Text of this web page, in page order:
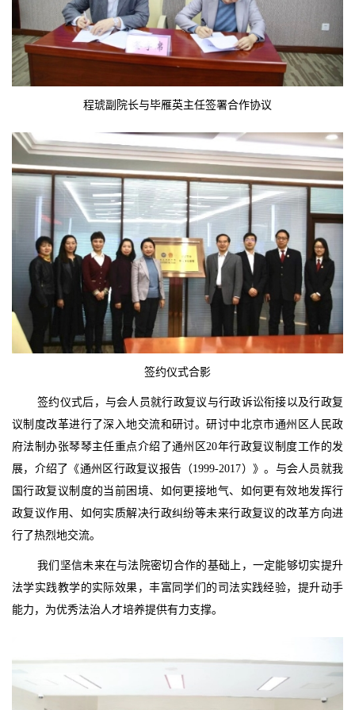
程琥副院长与毕雁英主任签署合作协议
签约仪式合影
签约仪式后，与会人员就行政复议与行政诉讼衔接以及行政复
议制度改革进行了深入地交流和研讨。研讨中北京市通州区人民政
府法制办张琴琴主任重点介绍了通州区20年行政复议制度工作的发
展，介绍了《通州区行政复议报告（1999-2017）》。与会人员就我
国行政复议制度的当前困境、如何更接地气、如何更有效地发挥行
政复议作用、如何实质解决行政纠纷等未来行政复议的改革方向进
行了热烈地交流。
我们坚信未来在与法院密切合作的基础上，一定能够切实提升
法学实践教学的实际效果，丰富同学们的司法实践经验，提升动手
能力，为优秀法治人才培养提供有力支撑。